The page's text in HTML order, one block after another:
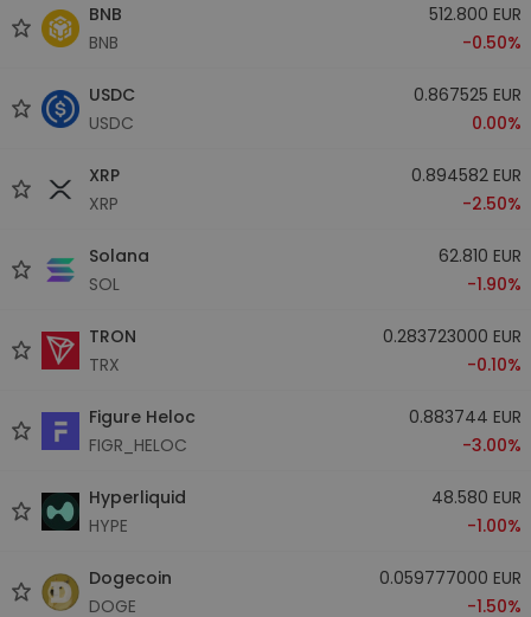
BNB
BNB
512.800 EUR
-0.50%
USDC
USDC
0.867525 EUR
0.00%
XRP
XRP
0.894582 EUR
-2.50%
Solana
SOL
62.810 EUR
-1.90%
TRON
TRX
0.283723000 EUR
-0.10%
Figure Heloc
FIGR_HELOC
0.883744 EUR
-3.00%
Hyperliquid
HYPE
48.580 EUR
-1.00%
Dogecoin
DOGE
0.059777000 EUR
-1.50%